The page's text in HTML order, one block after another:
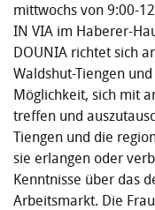
mittwochs von 9:00-
IN VIA im Haberer-
DOUNIA richtet sich
Waldshut-Tiengen
Möglichkeit, sich mit
treffen und
Tiengen und die
sie erlangen oder
Kenntnisse über das
Arbeitsmarkt. Die